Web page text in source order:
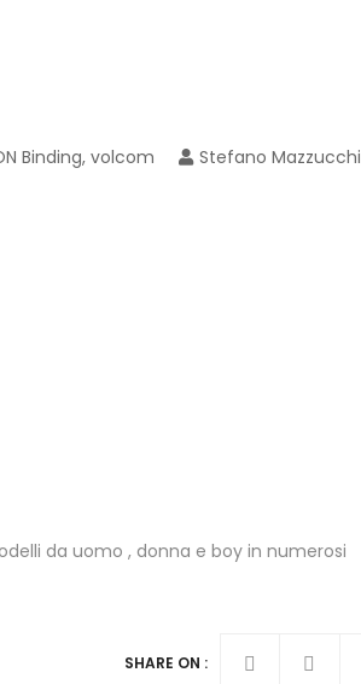
Binding, volcom
Stefano Mazzucchi
da uomo , donna e boy in numerosi
SHARE ON :